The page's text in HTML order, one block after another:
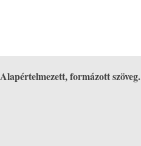
Alapértelmezett, formázott szöveg.